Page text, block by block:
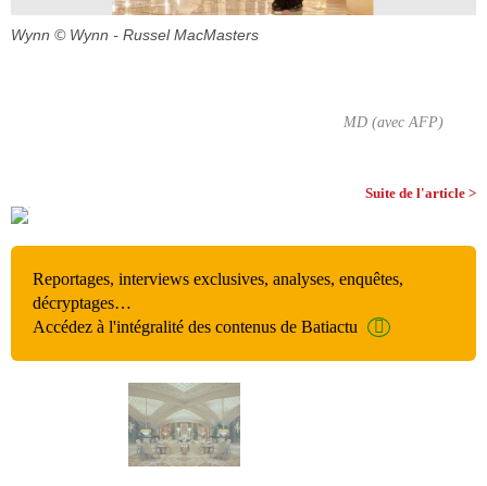
Wynn © Wynn - Russel MacMasters
MD (avec AFP)
Suite de l'article >
Reportages, interviews exclusives, analyses, enquêtes,
décryptages…
Accédez à l'intégralité des contenus de Batiactu